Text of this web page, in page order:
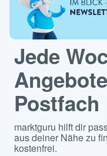
Jede
Postfach
marktguru hilft dir
aus deiner Nähe zu
kostenfrei.